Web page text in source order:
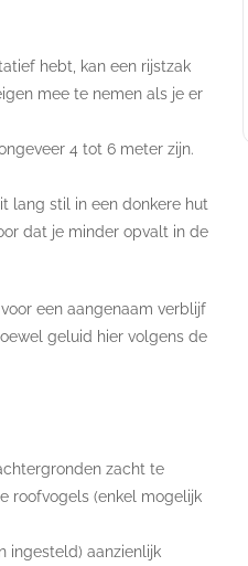
hebt, kan een rijstzak
mee te nemen als je er
4 tot 6 meter zijn.
lang stil in een donkere hut
dat je minder opvalt in de
een aangenaam verblijf
geluid hier volgens de
zacht te
roofvogels (enkel mogelijk
ingesteld) aanzienlijk